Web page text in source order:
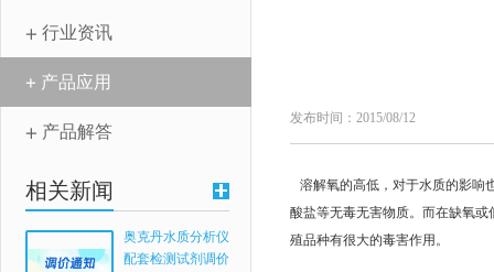
行业资讯
产品应用
产品解答
相关新闻
奥克丹水质分析仪
配套检测试剂调价
发布时间：2015/08/12
溶解氧的高低，对于水质的影响
酸盐等无毒无害物质。而在缺氧
殖品种有很大的毒害作用。